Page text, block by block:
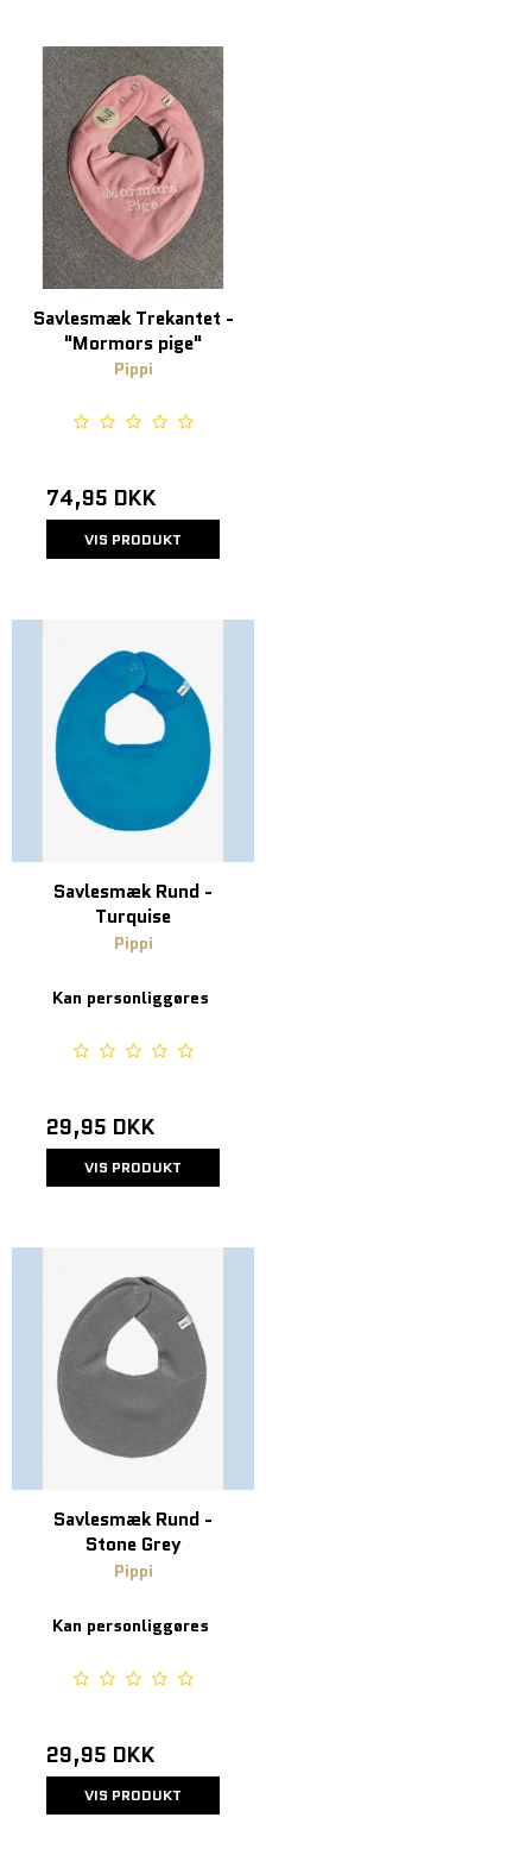
Savlesmæk Trekantet -
"Mormors pige"
Pippi
74,95 DKK
VIS PRODUKT
Savlesmæk Rund -
Turquise
Pippi
Kan personliggøres
29,95 DKK
VIS PRODUKT
Savlesmæk Rund -
Stone Grey
Pippi
Kan personliggøres
29,95 DKK
VIS PRODUKT